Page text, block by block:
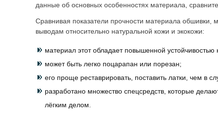
данные об основных особенностях материала,
Сравнивая показатели прочности материала
выводам относительно натуральной кожи и экокожи:
материал этот обладает повышенной устойчивостью
может быть легко поцарапан или порезан;
его проще реставрировать, поставить латки, чем в
разработано множество спецсредств, которые
лёгким делом.